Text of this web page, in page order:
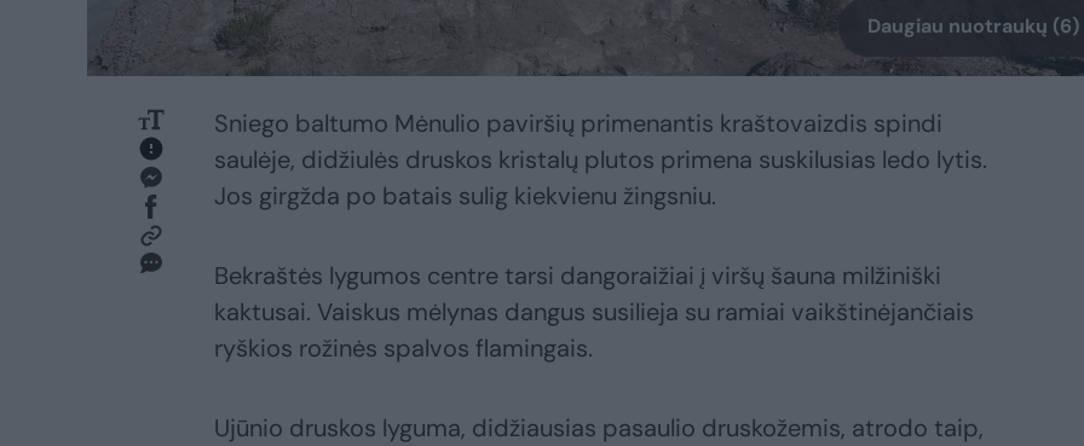
Daugiau nuotraukų (6)
Sniego baltumo Mėnulio paviršių primenantis kraštovaizdis spindi
saulėje, didžiulės druskos kristalų plutos primena suskilusias ledo lytis.
Jos girgžda po batais sulig kiekvienu žingsniu.
Bekraštės lygumos centre tarsi dangoraižiai į viršų šauna milžiniški
kaktusai. Vaiskus mėlynas dangus susilieja su ramiai vaikštinėjančiais
ryškios rožinės spalvos flamingais.
Ujūnio druskos lyguma, didžiausias pasaulio druskožemis, atrodo taip,